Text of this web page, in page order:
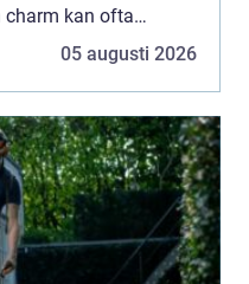
kan ofta
går det att bevara
05 augusti 2026